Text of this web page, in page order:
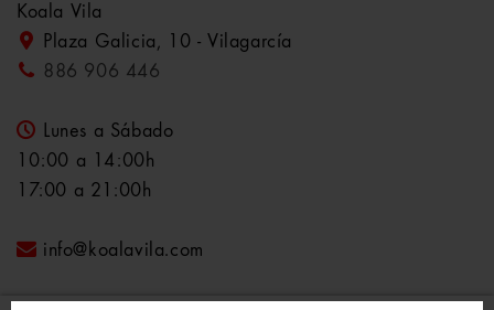
Koala Vila
Plaza Galicia, 10 - Vilagarcía
886 906 446
Lunes a Sábado
10:00 a 14:00h
17:00 a 21:00h
info@koalavila.com